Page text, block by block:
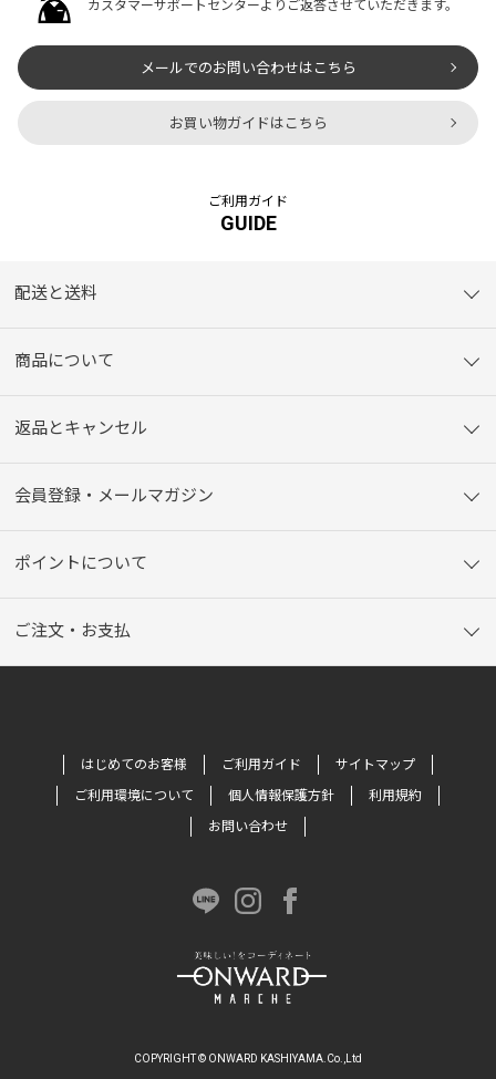
カスタマーサポートセンターよりご返答させていただきます。
メールでのお問い合わせはこちら
お買い物ガイドはこちら
ご利用ガイド
GUIDE
配送と送料
商品について
返品とキャンセル
会員登録・メールマガジン
ポイントについて
ご注文・お支払
はじめてのお客様 ご利用ガイド
サイトマップ
ご利用環境について
個人情報保護方針
利用規約
お問い合わせ
COPYRIGHT © ONWARD KASHIYAMA.Co.,Ltd